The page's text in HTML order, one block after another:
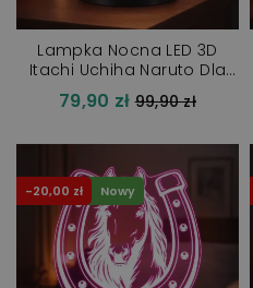
Lampka Nocna LED 3D
Itachi Uchiha Naruto Dla
Chłopca z Imieniem Pilot
LED
79,90 zł Cena
99,90 zł
-20,00 zł Nowy